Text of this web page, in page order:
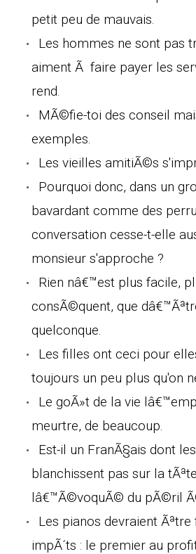
petit peu de mauvais.
Les hommes ne sont pas
aiment Ã faire payer les
rend.
MÃ©fie-toi des conseil
exemples.
Les vieilles amitiÃ©s
Pourquoi donc, dans un
bavardant comme des
conversation cesse-t-elle
monsieur s'approche ?
Rien nâ€™est plus facile,
consÃ©quent, que
quelconque.
Les filles ont ceci pour
toujours un peu plus qu'on
Le goÃ»t de la vie
meurtre, de beaucoup.
Est-il un FranÃ§ais dont
blanchissent pas sur la
lâ€™Ã©voquÃ© du pÃ©ril
Les pianos devraient
impÃ´ts : le premier au